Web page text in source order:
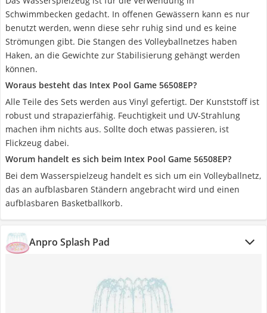
Schwimmbecken gedacht. In offenen Gewässern kann es nur
benutzt werden, wenn diese sehr ruhig sind und es keine
Strömungen gibt. Die Stangen des Volleyballnetzes haben
Haken, an die Gewichte zur Stabilisierung gehängt werden
können.
Woraus besteht das Intex Pool Game 56508EP?
Alle Teile des Sets werden aus Vinyl gefertigt. Der Kunststoff ist
robust und strapazierfähig. Feuchtigkeit und UV-Strahlung
machen ihm nichts aus. Sollte doch etwas passieren, ist
Flickzeug dabei.
Worum handelt es sich beim Intex Pool Game 56508EP?
Bei dem Wasserspielzeug handelt es sich um ein Volleyballnetz,
das an aufblasbaren Ständern angebracht wird und einen
aufblasbaren Basketballkorb.
Anpro Splash Pad